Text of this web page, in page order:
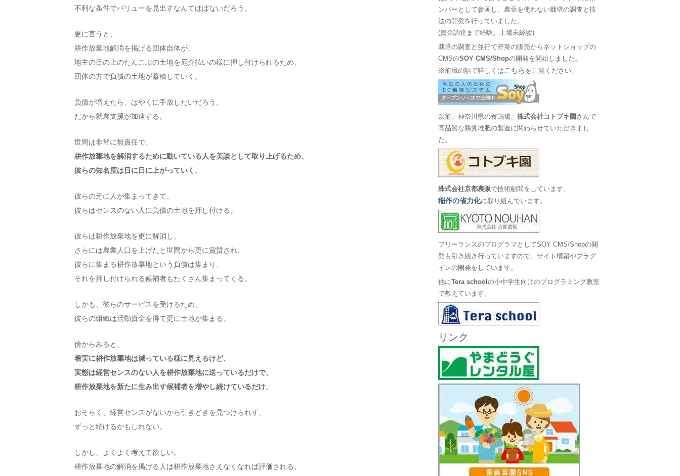
不利な条件でバリューを見出すなんてほぼないだろう。
更に言うと、
耕作放棄地解消を掲げる団体自体が、
地主の目の上のたんこぶの土地を厄介払いの様に押し付けられるため、
団体の方で負債の土地が蓄積していく。
負債が増えたら、はやくに手放したいだろう。
だから就農支援が加速する。
世間は非常に無責任で、
耕作放棄地を解消するために動いている人を美談として取り上げるため、
彼らの知名度は日に日に上がっていく。
彼らの元に人が集まってきて、
彼らはセンスのない人に負債の土地を押し付ける。
彼らは耕作放棄地を更に解消し、
さらには農業人口を上げたと世間から更に賞賛され、
彼らに集まる耕作放棄地という負債は集まり、
それを押し付けられる候補者もたくさん集まってくる。
しかも、彼らのサービスを受けるため、
彼らの組織は活動資金を得て更に土地が集まる。
傍からみると、
着実に耕作放棄地は減っている様に見えるけど、
実態は経営センスのない人を耕作放棄地に送っているだけで、
耕作放棄地を新たに生み出す候補者を増やし続けているだけ。
おそらく、経営センスがないから引きどきを見つけられず、
ずっと続けるかもしれない。
しかし、よくよく考えて欲しい。
耕作放棄地の解消を掲げる人は耕作放棄地さえなくなれば評価される。
ンバーとして参画し、農薬を使わない栽培の調査と技
法の開発を行っていました。
(資金調達まで経験。上場未経験)
栽培の調査と並行で野菜の販売からネットショップの
CMSのSOY CMS/Shopの開発を開始しました。
※前職の話で詳しくは こちら をご覧ください。
以前、神奈川県の養鶏場、株式会社コトブキ園 さんで
高品質な鶏糞堆肥の製造に関わらせていただきまし
た。
株式会社京都農販で技術顧問をしています。
稲作の省力化に取り組んでいます。
フリーランスのプログラマとしてSOY CMS/Shopの開
発も引き続き行っていますので、サイト構築やプラグ
インの開発をしています。
他にTera schoolの小中学生向けのプログラミング教室
で教えています。
リンク